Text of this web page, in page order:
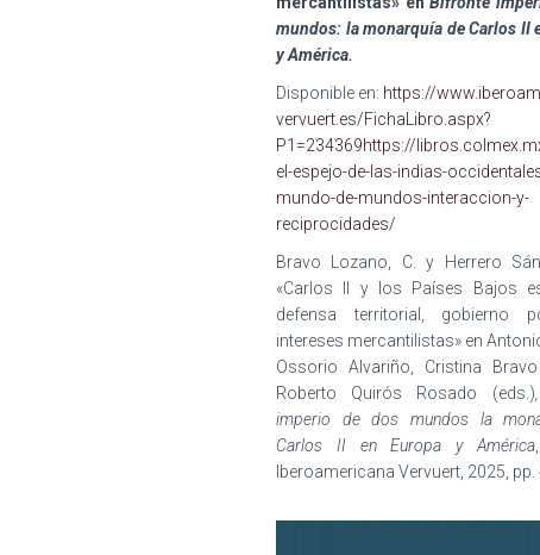
mundos: la monarquía de Carlos II
y América.
Disponible en: https://
vervuert.es/FichaLibro.aspx?
P1=234369https://
el-espejo-de-las-indias-
mundo-de-mundos-interaccion-y-
reciprocidades/
Bravo Lozano, C. y Herrero
«Carlos II y los Países Bajos
defensa territorial, gobierno
intereses mercantilistas» en
Ossorio Alvariño, Cristina Bravo
Roberto Quirós Rosado (eds.)
imperio de dos mundos la
Carlos II en Europa y América
Iberoamericana Vervuert, 2025, pp.